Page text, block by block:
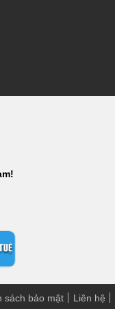
sách bảo mật Liên hệ